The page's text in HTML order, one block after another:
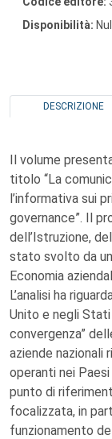
Disponibilità:
DESCRIZIONE
Il volume
titolo “La
l’informativa sui
governance”. Il
dell’Istruzione,
stato svolto da
Economia
L’analisi ha
Unito e negli Stati
convergenza”
aziende
operanti nei
punto di
focalizzata, in
funzionamento